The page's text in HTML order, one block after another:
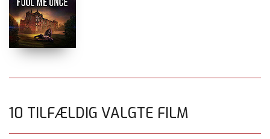
10 TILFÆLDIG VALGTE FILM